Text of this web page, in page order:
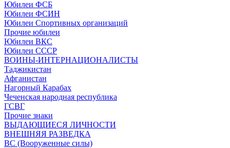
Юбилеи ФСБ
Юбилеи ФСИН
Юбилеи Спортивных организаций
Прочие юбилеи
Юбилеи ВКС
Юбилеи СССР
ВОИНЫ-ИНТЕРНАЦИОНАЛИСТЫ
Таджикистан
Афганистан
Нагорный Карабах
Чеченская народная республика
ГСВГ
Прочие знаки
ВЫДАЮЩИЕСЯ ЛИЧНОСТИ
ВНЕШНЯЯ РАЗВЕДКА
ВС (Вооруженные силы)